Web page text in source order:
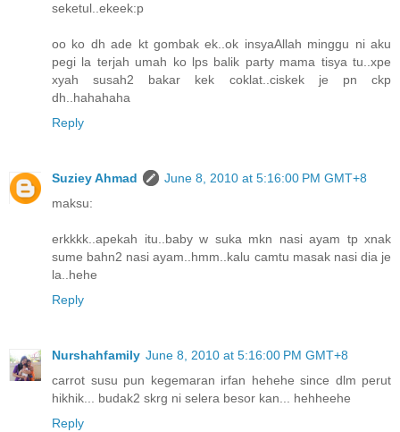
seketul..ekeek:p
oo ko dh ade kt gombak ek..ok insyaAllah minggu ni aku
pegi la terjah umah ko lps balik party mama tisya tu..xpe
xyah susah2 bakar kek coklat..ciskek je pn ckp
dh..hahahaha
Reply
Suziey Ahmad
June 8, 2010 at 5:16:00 PM GMT+8
maksu:
erkkkk..apekah itu..baby w suka mkn nasi ayam tp xnak
sume bahn2 nasi ayam..hmm..kalu camtu masak nasi dia je
la..hehe
Reply
Nurshahfamily June 8, 2010 at 5:16:00 PM GMT+8
carrot susu pun kegemaran irfan hehehe since dlm perut
hikhik... budak2 skrg ni selera besor kan... hehheehe
Reply